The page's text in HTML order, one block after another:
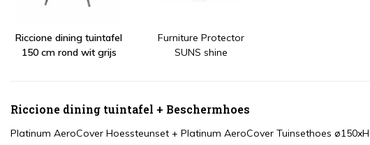
Riccione dining tuintafel
150 cm rond wit grijs
Furniture Protector
SUNS shine
Riccione dining tuintafel + Beschermhoes
Platinum AeroCover Hoessteunset + Platinum AeroCover Tuinsethoes